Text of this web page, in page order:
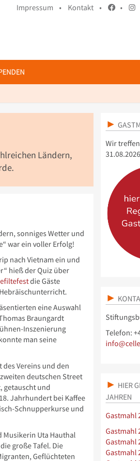
Impressum • Kontakt • •
Ländern,
sonniges Wetter und
war ein voller Erfolg!
nach Vietnam ein und
hieß der Quiz über
die Gäste
eine Auswahl
Braungardt
Inszenierung
man seine
Vereins und den
deutschen Street
getauscht und
Jahrhundert bei Kaffee
Schnupperkurse und
Uta Hauthal
große Tafel. Die
Geflüchteten
Wir
Telefon:
HIER
JAHREN
Gastmahl
Gastmahl
Gastmahl
Gastmahl